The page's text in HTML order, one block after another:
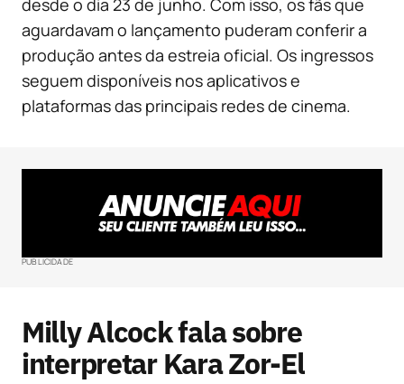
aguardavam o lançamento puderam conferir a
produção antes da estreia oficial. Os ingressos
seguem disponíveis nos aplicativos e
plataformas das principais redes de cinema.
PUBLICIDADE
Milly Alcock fala sobre
interpretar Kara Zor-El